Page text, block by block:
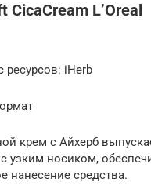
CicaCream L’Oreal
ресурсов: iHerb
крем с Айхерб
узким носиком,
нанесение средства.